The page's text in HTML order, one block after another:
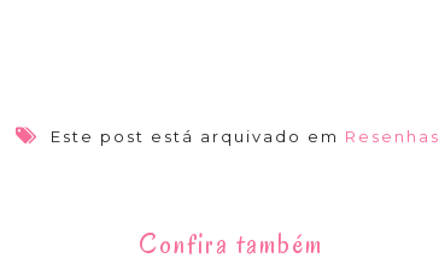
Este post está arquivado em Resenhas
Confira também